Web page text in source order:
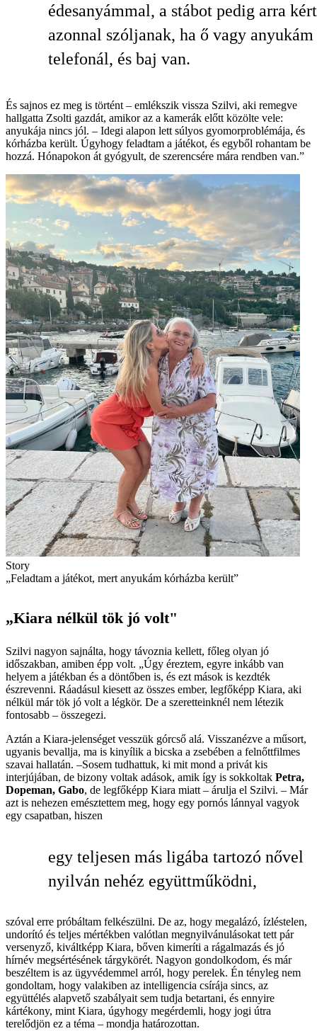
édesanyámmal, a stábot pedig arra
azonnal szóljanak, ha ő vagy anyukám
telefonál, és baj van.
És sajnos ez meg is történt – emlékszik vissza Szilvi, aki remegve
hallgatta Zsolti gazdát, amikor az a kamerák előtt közölte vele:
anyukája nincs jól. – Idegi alapon lett súlyos gyomorproblémája, és
kórházba került. Úgyhogy feladtam a játékot, és egyből rohantam be
hozzá. Hónapokon át gyógyult, de szerencsére mára rendben van.”
Story
„Feladtam a játékot, mert anyukám kórházba került”
„Kiara nélkül tök jó volt"
Szilvi nagyon sajnálta, hogy távoznia kellett, főleg olyan jó
időszakban, amiben épp volt. „Úgy éreztem, egyre inkább van
helyem a játékban és a döntőben is, és ezt mások is kezdték
észrevenni. Ráadásul kiesett az összes ember, legfőképp Kiara, aki
nélkül már tök jó volt a légkör. De a szeretteinknél nem létezik
fontosabb – összegezi.
Aztán a Kiara-jelenséget vesszük górcső alá. Visszanézve a műsort,
ugyanis bevallja, ma is kinyílik a bicska a zsebében a felnőttfilmes
szavai hallatán. –Sosem tudhattuk, ki mit mond a privát kis
interjújában, de bizony voltak adások, amik így is sokkoltak Petra,
Dopeman, Gabo, de legfőképp Kiara miatt – árulja el Szilvi. – Már
azt is nehezen emésztettem meg, hogy egy pornós lánnyal vagyok
egy csapatban, hiszen
egy teljesen más ligába tartozó nővel
nyilván nehéz együttműködni,
szóval erre próbáltam felkészülni. De az, hogy megalázó, ízléstelen,
undorító és teljes mértékben valótlan megnyilvánulásokat tett pár
versenyző, kiváltképp Kiara, bőven kimeríti a rágalmazás és jó
hírnév megsértésének tárgykörét. Nagyon gondolkodom, és már
beszéltem is az ügyvédemmel arról, hogy perelek. Én tényleg nem
gondoltam, hogy valakiben az intelligencia csírája sincs, az
együttélés alapvető szabályait sem tudja betartani, és ennyire
kártékony, mint Kiara, úgyhogy megérdemli, hogy jogi útra
terelődjön ez a téma – mondja határozottan.